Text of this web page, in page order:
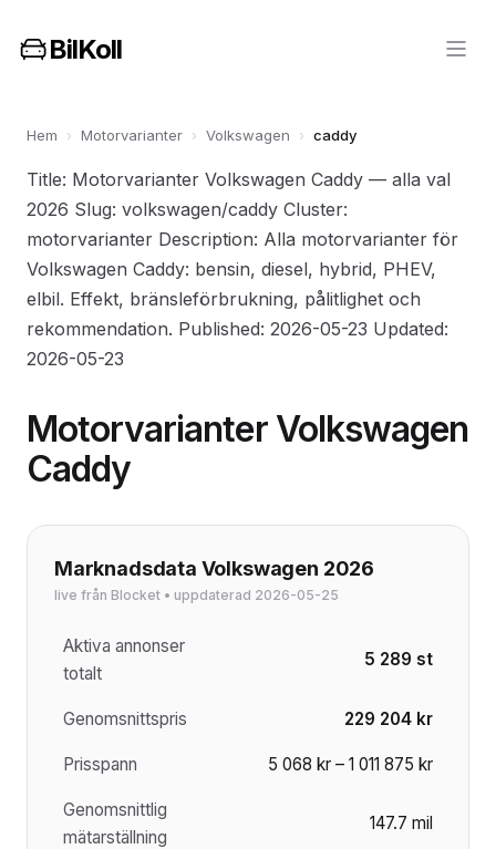
BilKoll
Hem › Motorvarianter › Volkswagen › caddy
Title: Motorvarianter Volkswagen Caddy — alla val
2026 Slug: volkswagen/caddy Cluster:
motorvarianter Description: Alla motorvarianter för
Volkswagen Caddy: bensin, diesel, hybrid, PHEV,
elbil. Effekt, bränsleförbrukning, pålitlighet och
rekommendation. Published: 2026-05-23 Updated:
2026-05-23
Motorvarianter Volkswagen
Caddy
Marknadsdata Volkswagen 2026
live från Blocket • uppdaterad 2026-05-25
Aktiva annonser
totalt
5 289 st
Genomsnittspris 229 204 kr
Prisspann 5 068 kr – 1 011 875 kr
Genomsnittlig
mätarställning
147.7 mil